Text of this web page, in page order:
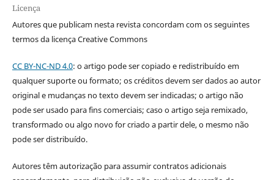
Licença
Autores que publicam nesta revista concordam com os seguintes
termos da licença Creative Commons
CC BY-NC-ND 4.0: o artigo pode ser copiado e redistribuído em
qualquer suporte ou formato; os créditos devem ser dados ao autor
original e mudanças no texto devem ser indicadas; o artigo não
pode ser usado para fins comerciais; caso o artigo seja remixado,
transformado ou algo novo for criado a partir dele, o mesmo não
pode ser distribuído.
Autores têm autorização para assumir contratos adicionais